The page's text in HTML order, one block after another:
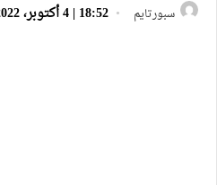
سبورتايم 18:52 | 4 أكتوبر، 2022